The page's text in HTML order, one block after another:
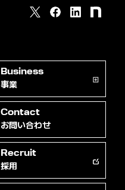
Business
事業
Contact
お問い合わせ
Recruit
採用